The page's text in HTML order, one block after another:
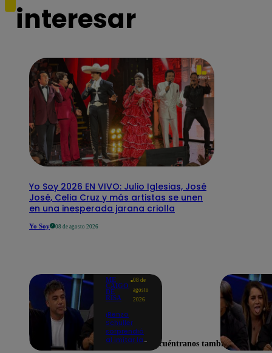
interesar
Yo Soy 2026 EN VIVO: Julio Iglesias, José
José, Celia Cruz y más artistas se unen
en una inesperada jarana criolla
Yo Soy 08 de agosto 2026
ME
CAIGO
DE
RISA
08 de
agosto
2026
¡Renzo
Schuller
sorprendió
al imitar la
Encuéntranos también en